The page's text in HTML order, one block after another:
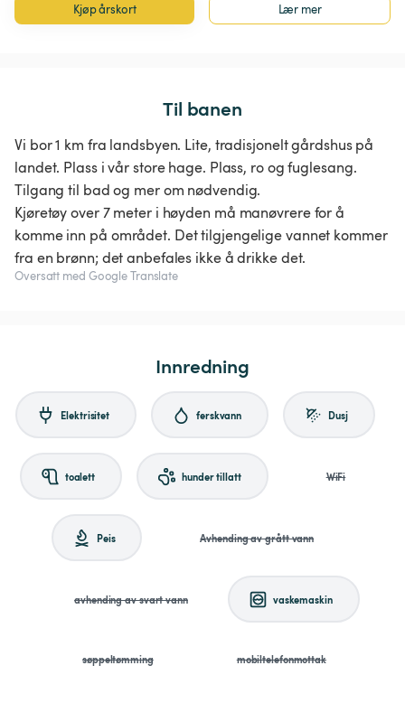
Kjøp årskort Lær mer
Til banen
Vi bor 1 km fra landsbyen. Lite, tradisjonelt gårdshus på
landet. Plass i vår store hage. Plass, ro og fuglesang.
Tilgang til bad og mer om nødvendig.
Kjøretøy over 7 meter i høyden må manøvrere for å
komme inn på området. Det tilgjengelige vannet kommer
fra en brønn; det anbefales ikke å drikke det.
Oversatt med Google Translate
Innredning
Elektrisitet ferskvann Dusj
toalett hunder tillatt WiFi
Peis Avhending av grått vann
avhending av svart vann vaskemaskin
søppeltømming mobiltelefonmottak